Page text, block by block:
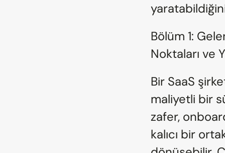
Bölüm 1:
Noktaları ve
Bir SaaS
maliyetli bir
zafer,
kalıcı bir